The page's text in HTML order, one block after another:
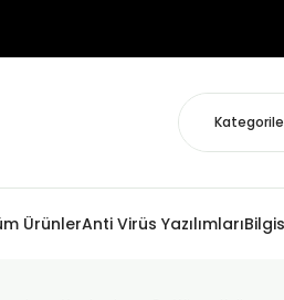
ÜrünlerAnti Virüs Yazılımları